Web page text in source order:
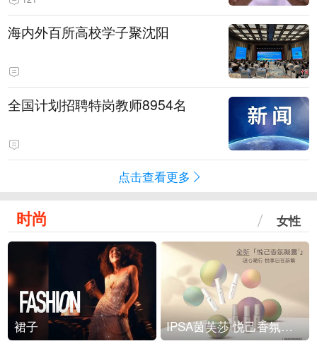
海内外百所高校学子聚沈阳
全国计划招聘特岗教师8954名
点击查看更多
时尚 女性
裙子 IPSA茵芙莎 悦己香氛凝露上市